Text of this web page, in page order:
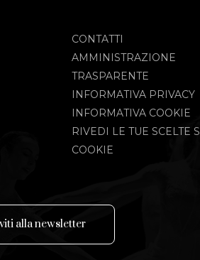
CONTATTI
AMMINISTRAZIONE
TRASPARENTE
INFORMATIVA PRIVACY
INFORMATIVA COOKIE
RIVEDI LE TUE SCELTE
COOKIE
viti allanewsletter